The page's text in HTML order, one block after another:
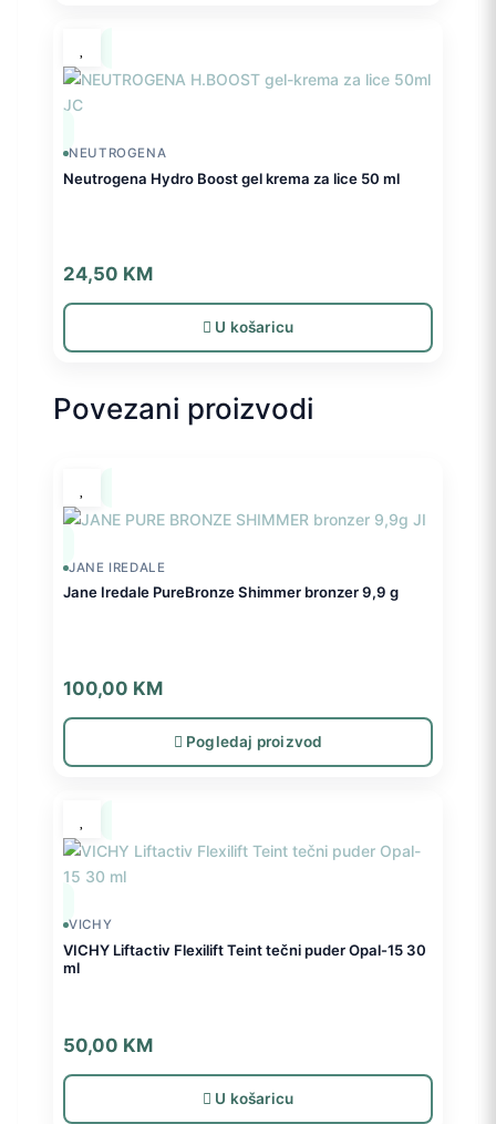
NEUTROGENA
Neutrogena Hydro Boost gel krema za lice 50 ml
24,50 KM
U košaricu
Povezani proizvodi
JANE IREDALE
Jane Iredale PureBronze Shimmer bronzer 9,9 g
100,00 KM
Pogledaj proizvod
VICHY
VICHY Liftactiv Flexilift Teint tečni puder Opal-15 30
ml
50,00 KM
U košaricu